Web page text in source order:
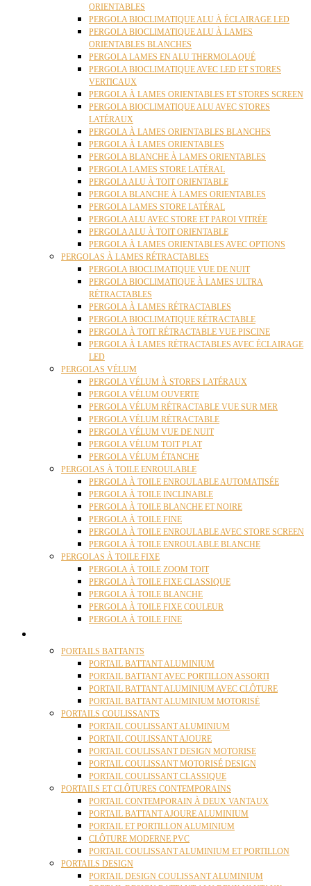
ORIENTABLES
PERGOLA BIOCLIMATIQUE ALU À ÉCLAIRAGE LED
PERGOLA BIOCLIMATIQUE ALU À LAMES
ORIENTABLES BLANCHES
PERGOLA LAMES EN ALU THERMOLAQUÉ
PERGOLA BIOCLIMATIQUE AVEC LED ET STORES
VERTICAUX
PERGOLA À LAMES ORIENTABLES ET STORES SCREEN
PERGOLA BIOCLIMATIQUE ALU AVEC STORES
LATÉRAUX
PERGOLA À LAMES ORIENTABLES BLANCHES
PERGOLA À LAMES ORIENTABLES
PERGOLA BLANCHE À LAMES ORIENTABLES
PERGOLA LAMES STORE LATÉRAL
PERGOLA ALU À TOIT ORIENTABLE
PERGOLA BLANCHE À LAMES ORIENTABLES
PERGOLA LAMES STORE LATÉRAL
PERGOLA ALU AVEC STORE ET PAROI VITRÉE
PERGOLA ALU À TOIT ORIENTABLE
PERGOLA À LAMES ORIENTABLES AVEC OPTIONS
PERGOLAS À LAMES RÉTRACTABLES
PERGOLA BIOCLIMATIQUE VUE DE NUIT
PERGOLA BIOCLIMATIQUE À LAMES ULTRA
RÉTRACTABLES
PERGOLA À LAMES RÉTRACTABLES
PERGOLA BIOCLIMATIQUE RÉTRACTABLE
PERGOLA À TOIT RÉTRACTABLE VUE PISCINE
PERGOLA À LAMES RÉTRACTABLES AVEC ÉCLAIRAGE
LED
PERGOLAS VÉLUM
PERGOLA VÉLUM À STORES LATÉRAUX
PERGOLA VÉLUM OUVERTE
PERGOLA VÉLUM RÉTRACTABLE VUE SUR MER
PERGOLA VÉLUM RÉTRACTABLE
PERGOLA VÉLUM VUE DE NUIT
PERGOLA VÉLUM TOIT PLAT
PERGOLA VÉLUM ÉTANCHE
PERGOLAS À TOILE ENROULABLE
PERGOLA À TOILE ENROULABLE AUTOMATISÉE
PERGOLA À TOILE INCLINABLE
PERGOLA À TOILE BLANCHE ET NOIRE
PERGOLA À TOILE FINE
PERGOLA À TOILE ENROULABLE AVEC STORE SCREEN
PERGOLA À TOILE ENROULABLE BLANCHE
PERGOLAS À TOILE FIXE
PERGOLA À TOILE ZOOM TOIT
PERGOLA À TOILE FIXE CLASSIQUE
PERGOLA À TOILE BLANCHE
PERGOLA À TOILE FIXE COULEUR
PERGOLA À TOILE FINE
PORTAILS BATTANTS
PORTAIL BATTANT ALUMINIUM
PORTAIL BATTANT AVEC PORTILLON ASSORTI
PORTAIL BATTANT ALUMINIUM AVEC CLÔTURE
PORTAIL BATTANT ALUMINIUM MOTORISÉ
PORTAILS COULISSANTS
PORTAIL COULISSANT ALUMINIUM
PORTAIL COULISSANT AJOURE
PORTAIL COULISSANT DESIGN MOTORISE
PORTAIL COULISSANT MOTORISÉ DESIGN
PORTAIL COULISSANT CLASSIQUE
PORTAILS ET CLÔTURES CONTEMPORAINS
PORTAIL CONTEMPORAIN À DEUX VANTAUX
PORTAIL BATTANT AJOURE ALUMINIUM
PORTAIL ET PORTILLON ALUMINIUM
CLÔTURE MODERNE PVC
PORTAIL COULISSANT ALUMINIUM ET PORTILLON
PORTAILS DESIGN
PORTAIL DESIGN COULISSANT ALUMINIUM